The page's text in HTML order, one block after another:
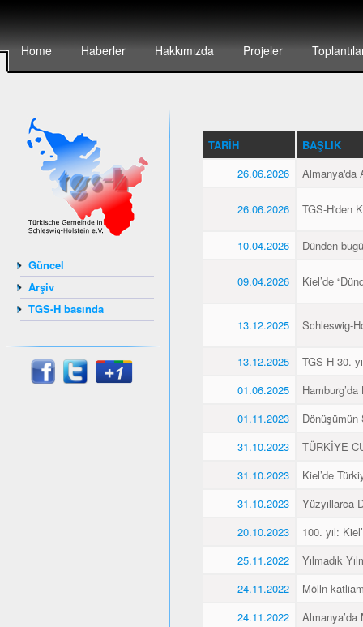
Home Haberler Hakkımızda Projeler
Güncel
Arşiv
TGS-H basında
TARIH
BAŞLIK
26.06.2026
Almanya'da
26.06.2026 TGS-H'den
10.04.2026 Dünden
09.04.2026 Kiel’de
13.12.2025 Schleswig-
13.12.2025
TGS-H 30.
01.06.2025
01.11.2023
Dönüşümün
31.10.2023
TÜRKİYE
31.10.2023
Kiel’de
31.10.2023
Yüzyıllarca
20.10.2023
100. yıl:
25.11.2022
Yılmadık
24.11.2022
Mölln
24.11.2022
Almanya’da